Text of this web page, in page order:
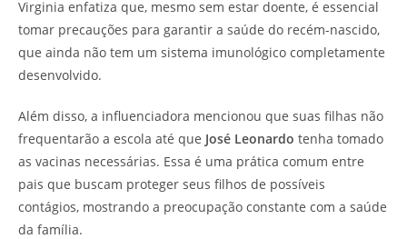
Virginia enfatiza que, mesmo sem estar doente, é essencial
tomar precauções para garantir a saúde do recém-nascido,
que ainda não tem um sistema imunológico completamente
desenvolvido.
Além disso, a influenciadora mencionou que suas filhas não
frequentarão a escola até que José Leonardo tenha tomado
as vacinas necessárias. Essa é uma prática comum entre
pais que buscam proteger seus filhos de possíveis
contágios, mostrando a preocupação constante com a saúde
da família.